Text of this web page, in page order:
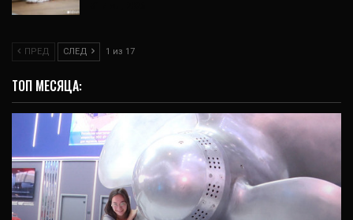
ПРЕД СЛЕД 1 из 17
ТОП МЕСЯЦА: